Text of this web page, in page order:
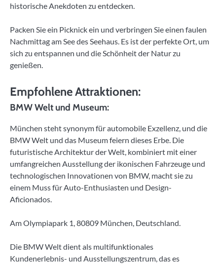
historische Anekdoten zu entdecken.
Packen Sie ein Picknick ein und verbringen Sie einen faulen
Nachmittag am See des Seehaus. Es ist der perfekte Ort, um
sich zu entspannen und die Schönheit der Natur zu
genießen.
Empfohlene Attraktionen:
BMW Welt und Museum:
München steht synonym für automobile Exzellenz, und die
BMW Welt und das Museum feiern dieses Erbe. Die
futuristische Architektur der Welt, kombiniert mit einer
umfangreichen Ausstellung der ikonischen Fahrzeuge und
technologischen Innovationen von BMW, macht sie zu
einem Muss für Auto-Enthusiasten und Design-
Aficionados.
Am Olympiapark 1, 80809 München, Deutschland.
Die BMW Welt dient als multifunktionales
Kundenerlebnis- und Ausstellungszentrum, das es